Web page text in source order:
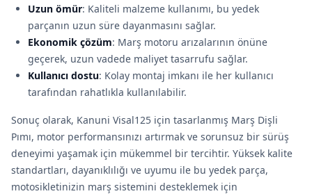
Uzun ömür: Kaliteli malzeme kullanımı, bu yedek
parçanın uzun süre dayanmasını sağlar.
Ekonomik çözüm: Marş motoru arızalarının önüne
geçerek, uzun vadede maliyet tasarrufu sağlar.
Kullanıcı dostu: Kolay montaj imkanı ile her kullanıcı
tarafından rahatlıkla kullanılabilir.
Sonuç olarak, Kanuni Visal125 için tasarlanmış Marş Dişli
Pımı, motor performansınızı artırmak ve sorunsuz bir sürüş
deneyimi yaşamak için mükemmel bir tercihtir. Yüksek kalite
standartları, dayanıklılığı ve uyumu ile bu yedek parça,
motosikletinizin marş sistemini desteklemek için